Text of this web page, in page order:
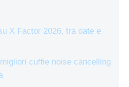
X Factor 2026, tra date e
cuffie noise cancelling